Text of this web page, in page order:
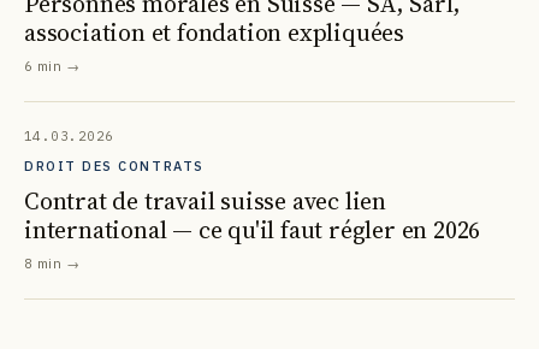
association et fondation expliquées
6 min →
14.03.2026
DROIT DES CONTRATS
Contrat de travail suisse avec lien
international — ce qu'il faut régler en 2026
8 min →